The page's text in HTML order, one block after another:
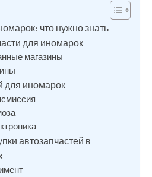
что нужно знать
для иномарок
магазины
для иномарок
автозапчастей в